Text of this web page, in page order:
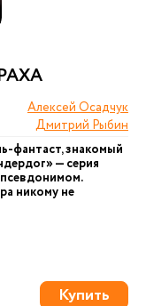
Алексей Осадчук
Дмитрий Рыбин
фантаст, знакомый
— серия
никому не
Купить